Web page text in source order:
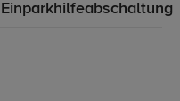
Einparkhilfeabschaltung